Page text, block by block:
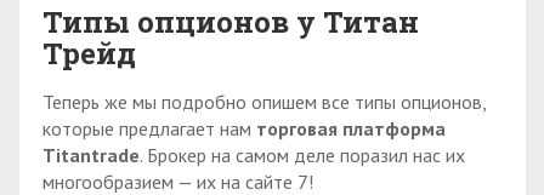
Типы опционов у Титан
Трейд
Теперь же мы подробно опишем все типы опционов,
которые предлагает нам торговая платформа
Titantrade. Брокер на самом деле поразил нас их
многообразием — их на сайте 7!